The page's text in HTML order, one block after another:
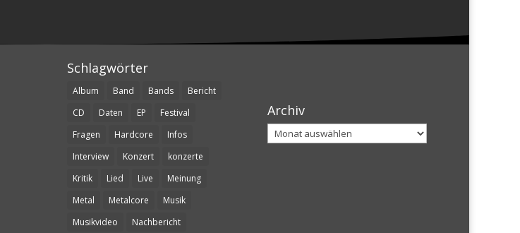
Schlagwörter
Album Band Bands
Bericht
CD
Daten EP
Festival
Fragen
Hardcore
Infos
Interview
Konzert
konzerte
Kritik
Lied Live
Meinung
Metal
Metalcore
Musik
Musikvideo
Nachbericht
Archiv
Archiv